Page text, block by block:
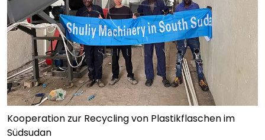
Kooperation zur Recycling von Plastikflaschen im
Südsudan